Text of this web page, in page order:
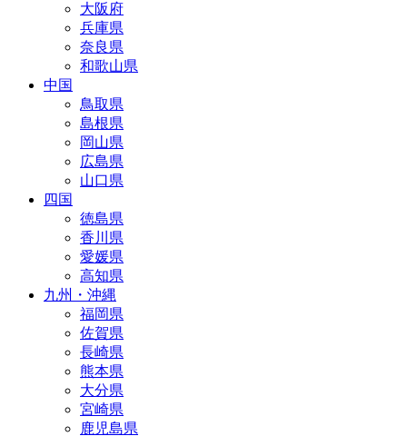
大阪府
兵庫県
奈良県
和歌山県
中国
鳥取県
島根県
岡山県
広島県
山口県
四国
徳島県
香川県
愛媛県
高知県
九州・沖縄
福岡県
佐賀県
長崎県
熊本県
大分県
宮崎県
鹿児島県